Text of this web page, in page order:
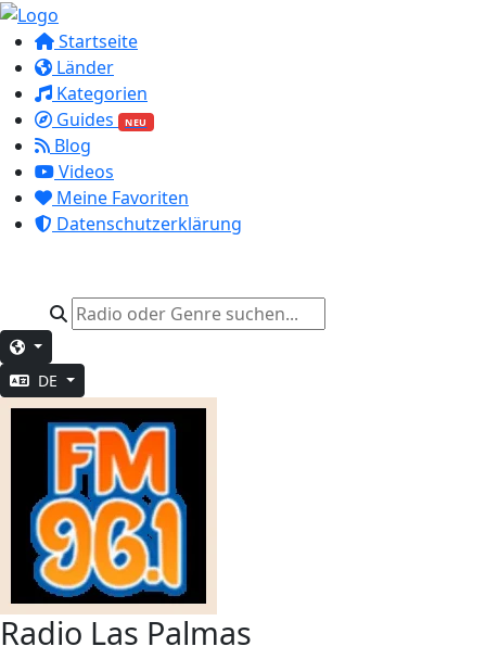
Startseite
Länder
Kategorien
Guides
NEU
Blog
Videos
Meine Favoriten
Datenschutzerklärung
DE
Radio Las Palmas